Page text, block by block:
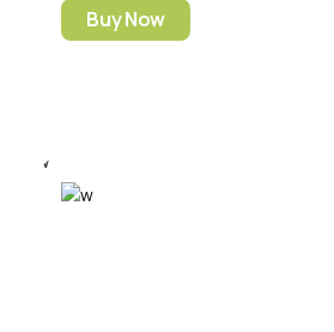
Buy Now